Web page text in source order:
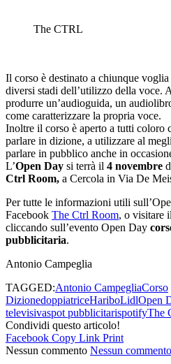
The CTRL
Il corso è destinato a chiunque
diversi stadi dell’utilizzo della voce.
produrre un’audioguida, un
come caratterizzare la propria voce.
Inoltre il corso è aperto a tutti coloro
parlare in dizione, a utilizzare al
parlare in pubblico anche in
L’Open Day si terrà il 4 novembre
Ctrl Room, a Cercola in Via De
Per tutte le informazioni utili
Facebook The Ctrl Room, o visitare
cliccando sull’evento Open Day
pubblicitaria.
Antonio Campeglia
TAGGED:Antonio CampegliaCorso
DizionedoppiatriceHariboLidlOpen
televisivaspot pubblicitarispotifyThe
Condividi questo articolo!
Facebook Copy Link Print
Nessun commento Nessun commento